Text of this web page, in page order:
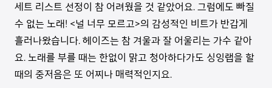
세트 리스트 선정이 참 어려웠을 것 같았어요. 그럼에도 빠질
수 없는 노래! <널 너무 모르고>의 감성적인 비트가 반갑게
흘러나왔습니다. 헤이즈는 참 겨울과 잘 어울리는 가수 같아
요. 노래를 부를 때는 한없이 맑고 청아하다가도 싱잉랩을 할
때의 중저음은 또 어찌나 매력적인지요.